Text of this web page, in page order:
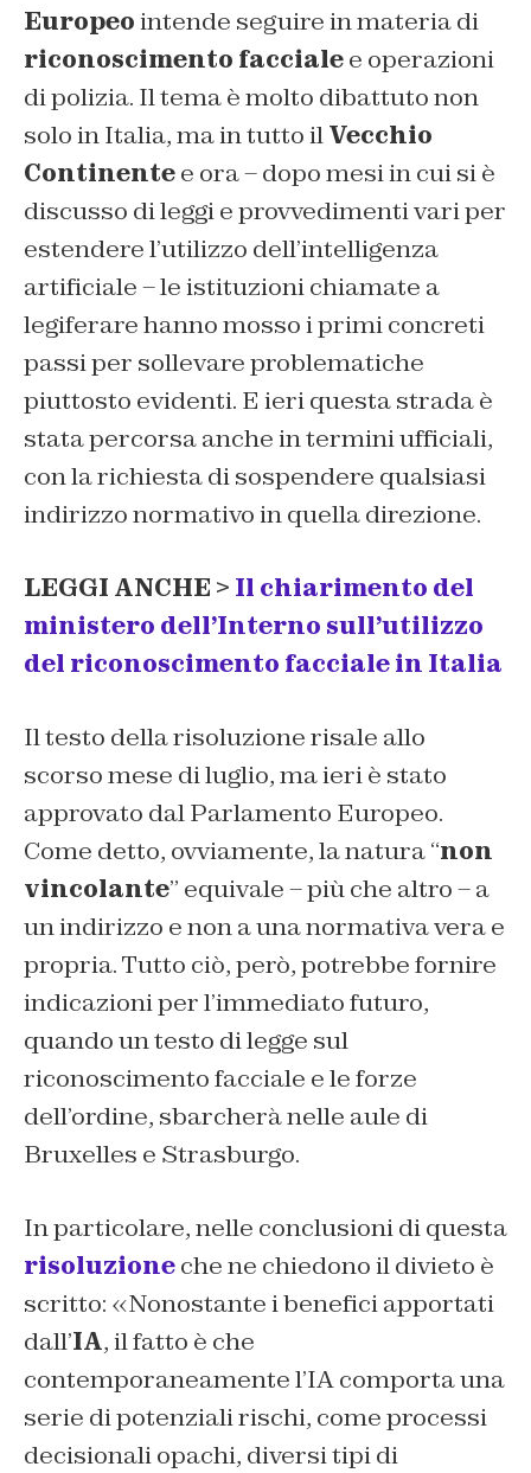
Europeointende seguire in materia di
riconoscimento faccialee operazioni
di polizia. Il tema è molto dibattuto non
solo in Italia, ma in tutto ilVecchio
Continentee ora – dopo mesi in cui si è
discusso di leggi e provvedimenti vari per
estendere l’utilizzo dell’intelligenza
artificiale – le istituzioni chiamate a
legiferare hanno mosso i primi concreti
passi per sollevare problematiche
piuttosto evidenti. E ieri questa strada è
stata percorsa anche in termini ufficiali,
con la richiesta di sospendere qualsiasi
indirizzo normativo in quella direzione.
LEGGI ANCHE > Il chiarimento del
ministero dell’Interno sull’utilizzo
del riconoscimento facciale in Italia
Il testo della risoluzione risale allo
scorso mese di luglio, ma ieri è stato
approvato dal Parlamento Europeo.
Come detto, ovviamente, la natura “non
vincolante” equivale – più che altro – a
un indirizzo e non a una normativa vera e
propria. Tutto ciò, però, potrebbe fornire
indicazioni per l’immediato futuro,
quando un testo di legge sul
riconoscimento facciale e le forze
dell’ordine, sbarcherà nelle aule di
Bruxelles e Strasburgo.
In particolare, nelle conclusioni di questa
risoluzioneche ne chiedono il divieto è
scritto: «Nonostante i benefici apportati
dall’IA, il fatto è che
contemporaneamente l’IA comporta una
serie di potenziali rischi, come processi
decisionali opachi, diversi tipi di